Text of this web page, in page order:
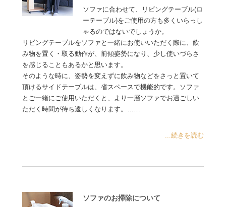
ソファに合わせて、リビングテーブル(ロ
ーテーブル)をご使用の方も多くいらっし
ゃるのではないでしょうか。
リビングテーブルをソファと一緒にお使いいただく際に、飲
み物を置く・取る動作が、前傾姿勢になり、少し使いづらさ
を感じることもあるかと思います。
そのような時に、姿勢を変えずに飲み物などをさっと置いて
頂けるサイドテーブルは、省スペースで機能的です。ソファ
とご一緒にご使用いただくと、より一層ソファでお過ごしい
ただく時間が待ち遠しくなります。……
...続きを読む
ソファのお掃除について